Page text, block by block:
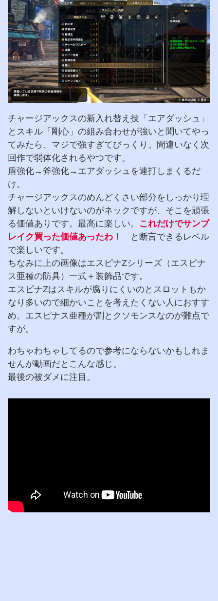
チャージアックスの新入れ替え技「エアダッシュ」
とスキル「剛心」の組み合わせが強いと聞いてやっ
てみたら、マジで強すぎてびっくり。間違いなく次
回作で弱体化されるやつです。
盾強化→斧強化→エアダッシュを連打しまくるだ
け。
チャージアックスのめんどくさい部分をしっかり理
解しないといけないのがネックですが、そこを頑張
る価値ありです。最高に楽しい。 これだけでサンブ
レイク買った価値あったわ！
と断言できるレベル
で楽しいです。
ちなみに上の画像はエスピナZシリーズ（エスピナ
ス亜種の防具）一式＋装飾品です。
エスピナZはスキルが腐りにくいのとスロットもか
なり多いので細かいことを考えたくない人におすす
め。エスピナス亜種が割とクソモンスなのが難点で
すが。
わちゃわちゃしてるので参考にならないかもしれま
せんが動画だとこんな感じ。
最後の被ダメに注目。